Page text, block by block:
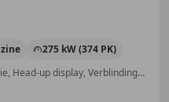
275 kW (374 PK)
Sportonderstel, Sportstoelen, Garantie, Head-up display, Verblindingsvrij grootlicht, Parkeerhulp met camera, Alarm, Laserlicht